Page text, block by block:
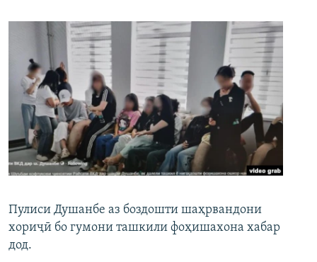
Пулиси Душанбе аз боздошти шаҳрвандони
хориҷӣ бо гумони ташкили фоҳишахона хабар
дод.